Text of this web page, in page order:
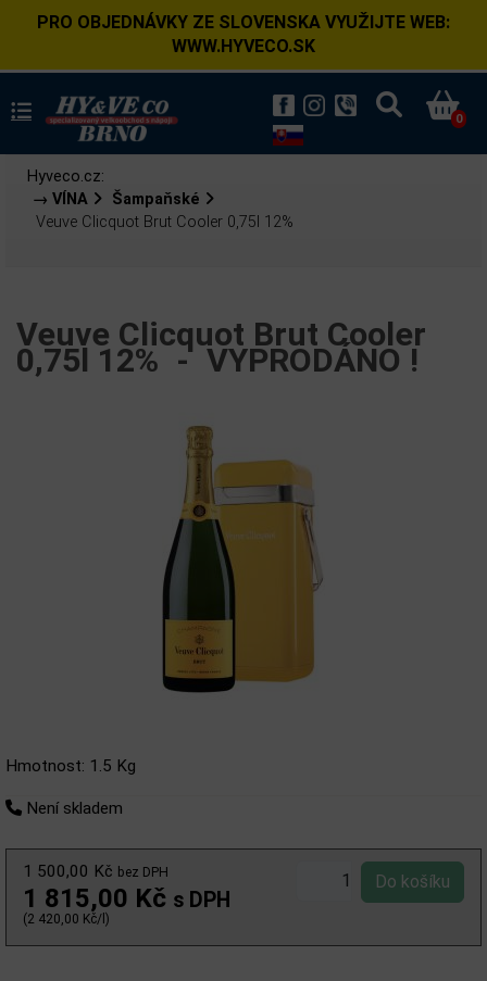
PRO OBJEDNÁVKY ZE SLOVENSKA VYUŽIJTE WEB:
WWW.HYVECO.SK
0
Hyveco.cz:
→ VÍNA
Šampaňské
Veuve Clicquot Brut Cooler 0,75l 12%
Veuve Clicquot Brut Cooler
0,75l 12% - VYPRODÁNO !
Hmotnost: 1.5 Kg
Není skladem
1 500,00 Kč bez DPH
1 815,00 Kč s DPH
(2 420,00 Kč/l)